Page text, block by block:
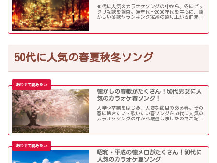
40代に人気のカラオケソングの中から、冬にピッ
タリな歌を調査。80年代〜2000年代を中心に、懐
かしい冬歌やランキング定番の盛り上がる曲まで
50代に人気の春夏秋冬ソング
懐かしの春歌がたくさん！50代男女に人
気のカラオケ春ソング！
入学や卒業をはじめ、大きな節目のある春。その
春に聴きたい・歌いたい春ソングを50代に人気の
カラオケソングの中から厳選しましたのでご紹介
昭和・平成の懐メロがたくさん！50代に
人気のカラオケ夏ソング